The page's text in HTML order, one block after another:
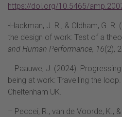
https://doi.org/10.5465/
-Hackman, J. R., & Oldham, G.
the design of work: Test of a
and Human Performance, 16(2),
– Paauwe, J. (2024).
being at work: Travelling the
Cheltenham UK.
– Peccei, R., van de Voorde, K.,